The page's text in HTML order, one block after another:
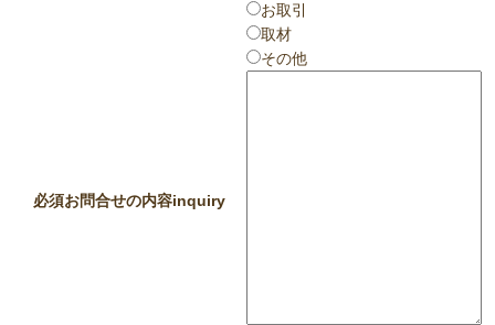
お取引
取材
その他
必須お問合せの内容inquiry